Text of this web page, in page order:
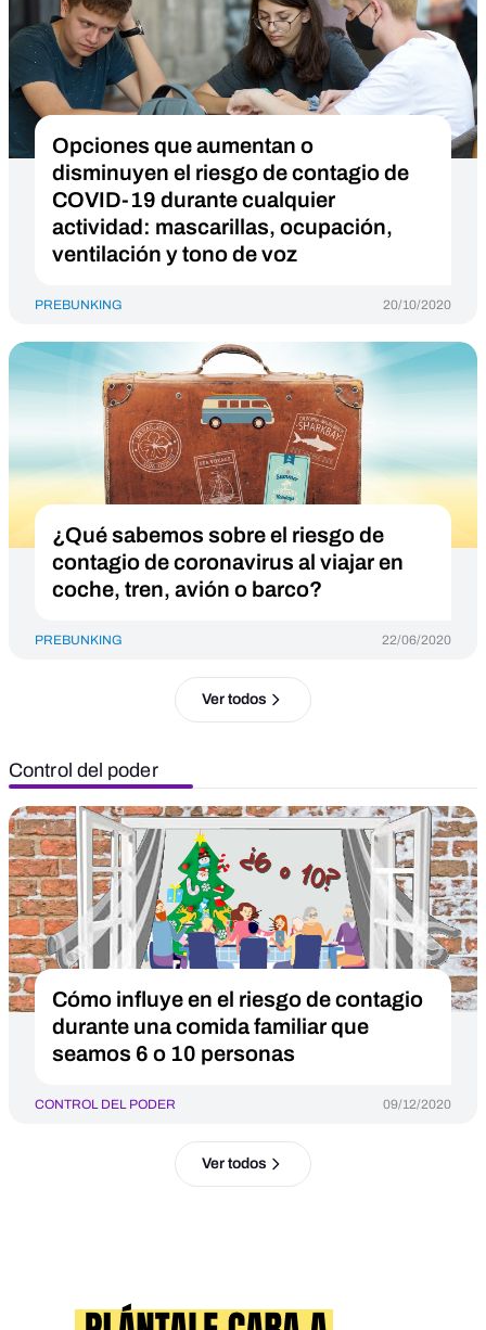
Opciones que aumentan o
disminuyen el riesgo de contagio de
COVID-19 durante cualquier
actividad: mascarillas, ocupación,
ventilación y tono de voz
PREBUNKING 20/10/2020
¿Qué sabemos sobre el riesgo de
contagio de coronavirus al viajar en
coche, tren, avión o barco?
PREBUNKING 22/06/2020
Ver todos
Control del poder
Cómo influye en el riesgo de contagio
durante una comida familiar que
seamos 6 o 10 personas
CONTROL DEL PODER 09/12/2020
Ver todos